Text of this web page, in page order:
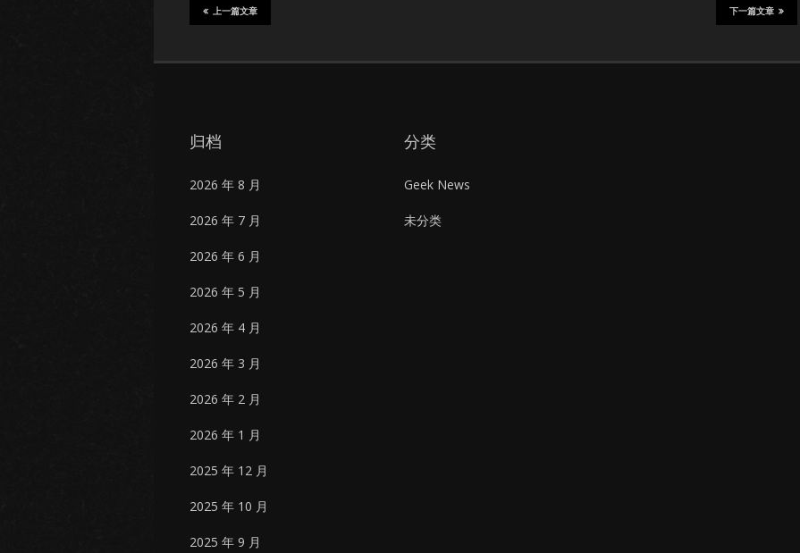
下一篇文章
上一篇文章
归档
2026 年 8 月
2026 年 7 月
2026 年 6 月
2026 年 5 月
2026 年 4 月
2026 年 3 月
2026 年 2 月
2026 年 1 月
2025 年 12 月
2025 年 10 月
2025 年 9 月
分类
Geek News
未分类